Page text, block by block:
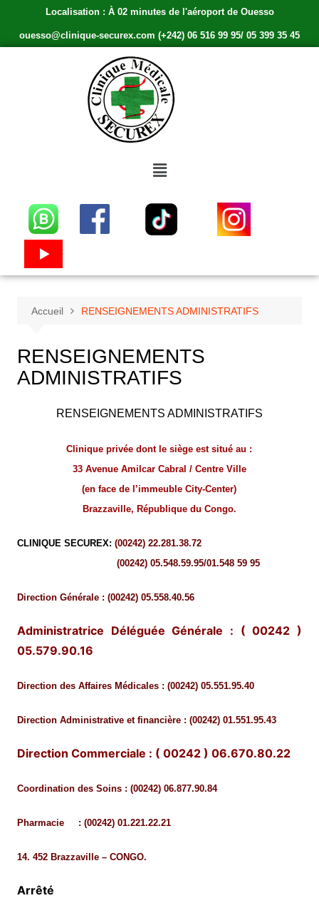
Localisation : À 02 minutes de l'aéroport de Ouesso
ouesso@clinique-securex.com (+242) 06 516 99 95/ 05 399 35 45
Accueil RENSEIGNEMENTS ADMINISTRATIFS
RENSEIGNEMENTS
ADMINISTRATIFS
RENSEIGNEMENTS ADMINISTRATIFS
Clinique privée dont le siège est situé au :
33 Avenue Amilcar Cabral / Centre Ville
(en face de l’immeuble City-Center)
Brazzaville, République du Congo.
CLINIQUE SECUREX: (00242) 22.281.38.72
(00242) 05.548.59.95/01.548 59 95
Direction Générale : (00242) 05.558.40.56
Administratrice Déléguée Générale : ( 00242 )
05.579.90.16
Direction des Affaires Médicales : (00242) 05.551.95.40
Direction Administrative et financière : (00242) 01.551.95.43
Direction Commerciale : ( 00242 ) 06.670.80.22
Coordination des Soins : (00242) 06.877.90.84
Pharmacie : (00242) 01.221.22.21
14. 452 Brazzaville – CONGO.
Arrêté